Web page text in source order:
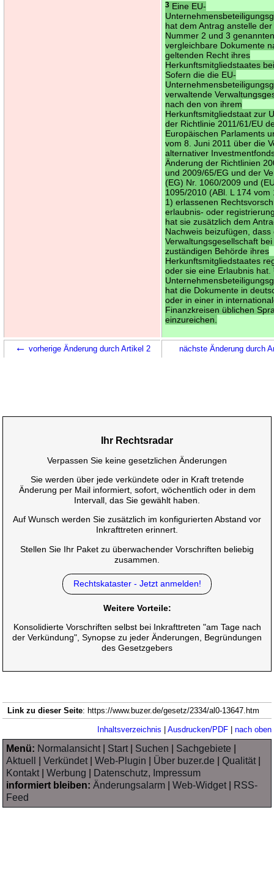
3 Eine EU-
hat dem Antrag anstelle
Nummer 2 und 3
vergleichbare Dokumente
geltenden Recht ihres
Herkunftsmitgliedstaates
Sofern die die EU-
verwaltende
nach den von ihrem
Herkunftsmitgliedstaat zur
der Richtlinie 2011/61/EU
Europäischen Parlaments
vom 8. Juni 2011 über die
alternativer
Änderung der Richtlinien
und 2009/65/EG und der
(EG) Nr. 1060/2009 und
1095/2010 (ABl. L 174 vom
1) erlassenen
erlaubnis- oder
hat sie zusätzlich dem
Nachweis beizufügen, dass
Verwaltungsgesellschaft
zuständigen Behörde ihres
Herkunftsmitgliedstaates
oder sie eine Erlaubnis hat.
hat die Dokumente in
oder in einer in
Finanzkreisen üblichen
einzureichen.
← vorherige Änderung durch Artikel 2 nächste Änderung durch
Ihr Rechtsradar
Verpassen Sie keine gesetzlichen Änderungen
Sie werden über jede verkündete oder in Kraft tretende
Änderung per Mail informiert, sofort, wöchentlich oder in dem
Intervall, das Sie gewählt haben.
Auf Wunsch werden Sie zusätzlich im konfigurierten Abstand vor
Inkrafttreten erinnert.
Stellen Sie Ihr Paket zu überwachender Vorschriften beliebig
zusammen.
Rechtskataster - Jetzt anmelden!
Weitere Vorteile:
Konsolidierte Vorschriften selbst bei Inkrafttreten "am Tage nach
der Verkündung", Synopse zu jeder Änderungen, Begründungen
des Gesetzgebers
Link zu dieser Seite: https://www.buzer.de/gesetz/2334/al0-13647.htm
Inhaltsverzeichnis Ausdrucken/PDF| nach oben
Menü: Normalansicht| Start| Suchen Sachgebiete
Aktuell
|Verkündet|Web-Plugin Über buzer.de |Qualität|
Kontakt|Werbung
Datenschutz, Impressum
informiert bleiben: Änderungsalarm |Web-Widget|
RSS-
Feed